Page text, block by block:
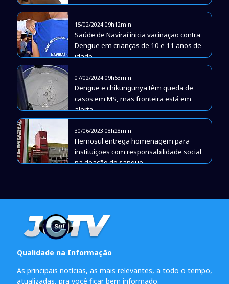
15/02/2024 09h12min
Saúde de Naviraí inicia vacinação contra
Dengue em crianças de 10 e 11 anos de
idade
07/02/2024 09h53min
Dengue e chikungunya têm queda de
casos em MS, mas fronteira está em
alerta
30/06/2023 08h28min
Hemosul entrega homenagem para
instituições com responsabilidade social
na doação de sangue
Qualidade na Informação
As principais notícias, as mais relevantes, a todo o tempo,
atualizadas, pra você ficar bem informado.